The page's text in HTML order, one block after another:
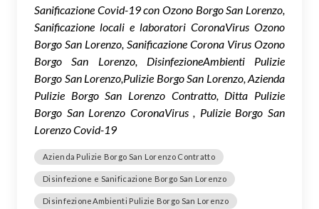
Sanificazione Covid-19 con Ozono Borgo San Lorenzo,
Sanificazione locali e laboratori CoronaVirus Ozono
Borgo San Lorenzo, Sanificazione Corona Virus Ozono
Borgo San Lorenzo, DisinfezioneAmbienti Pulizie
Borgo San Lorenzo,Pulizie Borgo San Lorenzo, Azienda
Pulizie Borgo San Lorenzo Contratto, Ditta Pulizie
Borgo San Lorenzo CoronaVirus , Pulizie Borgo San
Lorenzo Covid-19
Azienda Pulizie Borgo San Lorenzo Contratto
Disinfezione e Sanificazione Borgo San Lorenzo
DisinfezioneAmbienti Pulizie Borgo San Lorenzo